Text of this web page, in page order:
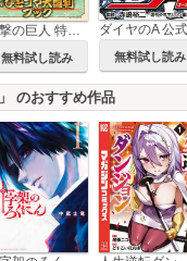
無料試し読み 無料試し読み
」 のおすすめ作品